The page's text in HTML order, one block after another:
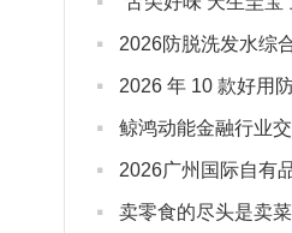
·
·
·
·
·